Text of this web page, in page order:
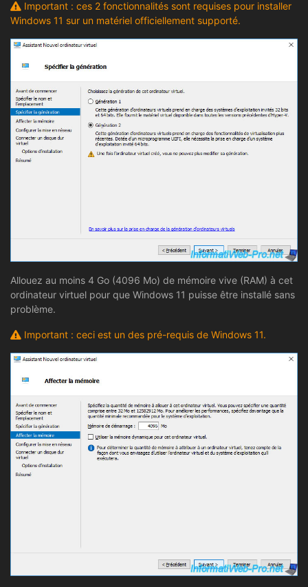
Important : ces 2 fonctionnalités sont requises pour installer
Windows 11 sur un matériel officiellement supporté.
Allouez au moins 4 Go (4096 Mo) de mémoire vive (RAM) à cet
ordinateur virtuel pour que Windows 11 puisse être installé sans
problème.
Important : ceci est un des pré-requis de Windows 11.